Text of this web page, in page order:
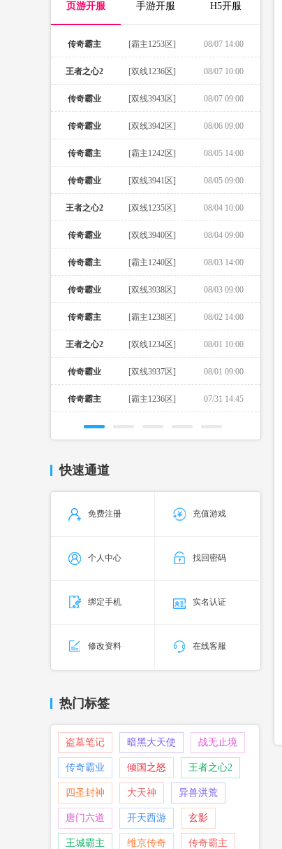
页游开服 手游开服 H5开服
传奇霸主 [霸主1253区] 08/07 14:00
王者之心2 [双线1236区] 08/07 10:00
传奇霸业 [双线3943区] 08/07 09:00
传奇霸业 [双线3942区] 08/06 09:00
传奇霸主 [霸主1242区] 08/05 14:00
传奇霸业 [双线3941区] 08/05 09:00
王者之心2 [双线1235区] 08/04 10:00
传奇霸业 [双线3940区] 08/04 09:00
传奇霸主 [霸主1240区] 08/03 14:00
传奇霸业 [双线3938区] 08/03 09:00
传奇霸主 [霸主1238区] 08/02 14:00
王者之心2 [双线1234区] 08/01 10:00
传奇霸业 [双线3937区] 08/01 09:00
传奇霸主 [霸主1236区] 07/31 14:45
快速通道
免费注册 充值游戏
个人中心 找回密码
绑定手机 实名认证
修改资料 在线客服
热门标签
盗墓笔记 暗黑大天使 战无止境
传奇霸业 倾国之怒 王者之心2
四圣封神 大天神 异兽洪荒
唐门六道 开天西游 玄影
王城霸主 维京传奇 传奇霸主